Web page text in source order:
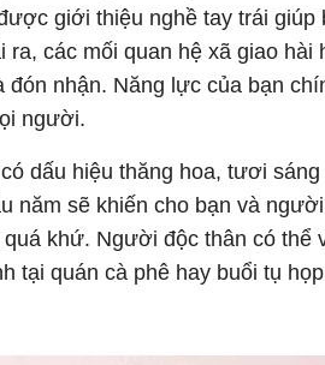
giới thiệu nghề tay trái giúp
các mối quan hệ xã giao hài
nhận. Năng lực của bạn
người.
dấu hiệu thăng hoa, tươi sáng
năm sẽ khiến cho bạn và
khứ. Người độc thân có thể
tại quán cà phê hay buổi tụ